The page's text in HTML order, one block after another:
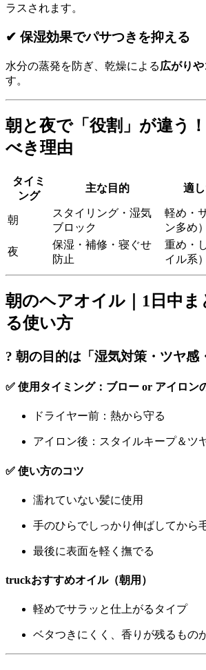
ラスされます。
✔ 保湿効果でパサつきを抑える
水分の蒸発を防ぎ、乾燥による広がり
す。
朝と夜で「役割」が違う
べき理由
タイミ
ング
主な目的 適
朝
スタイリング・湿気
ブロック
軽め・
ン多め）
夜
保湿・補修・寝ぐせ
防止
重め・
イル系）
朝のヘアオイル｜1日中
る使い方
? 朝の目的は「湿気対策・ツヤ感
✅ 使用タイミング：ブロー or アイロン
ドライヤー前：熱から守る
アイロン後：スタイルキープ＆ツ
✅ 使い方のコツ
濡れていない髪に使用
手のひらでしっかり伸ばしてから
最後に表面を軽く撫でる
truckおすすめオイル（朝用）
軽めでサラッと仕上がるタイプ
ベタつきにくく、香りが残るもの